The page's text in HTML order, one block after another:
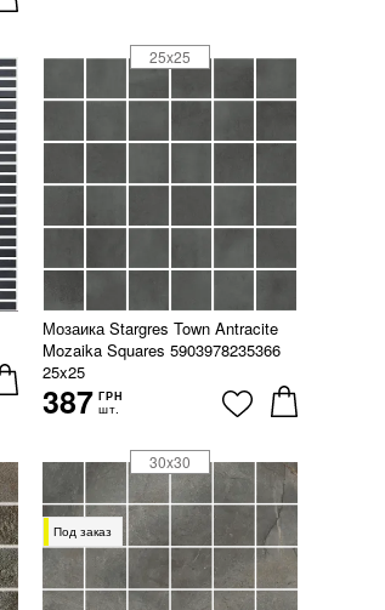
Мозаика Stargres Town Antracite
Mozaika Squares 5903978235366
25x25
387 ГРН
шт.
25x25
Под заказ
30x30